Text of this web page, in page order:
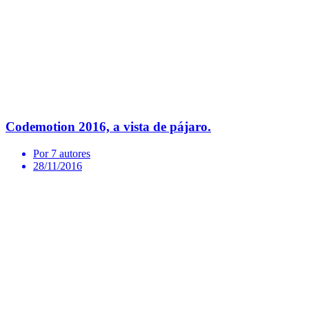
Codemotion 2016, a vista de pájaro.
Por 7 autores
28/11/2016